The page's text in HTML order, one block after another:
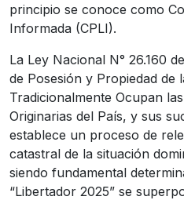
principio se conoce como
Informada (CPLI).
La Ley Nacional N° 26.160
de Posesión y Propiedad de
Tradicionalmente Ocupan
Originarias del País, y sus
establece un proceso de
catastral de la situación
siendo fundamental
“Libertador 2025” se